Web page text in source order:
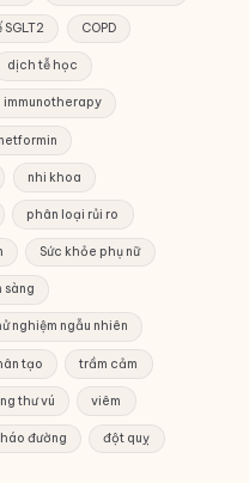
COPD
dịch tễ học
immunotherapy
nhi khoa
phân loại rủi ro
Sức khỏe phụ nữ
sàng
nghiệm ngẫu nhiên
tạo trầm cảm
thư vú viêm
đường đột quỵ